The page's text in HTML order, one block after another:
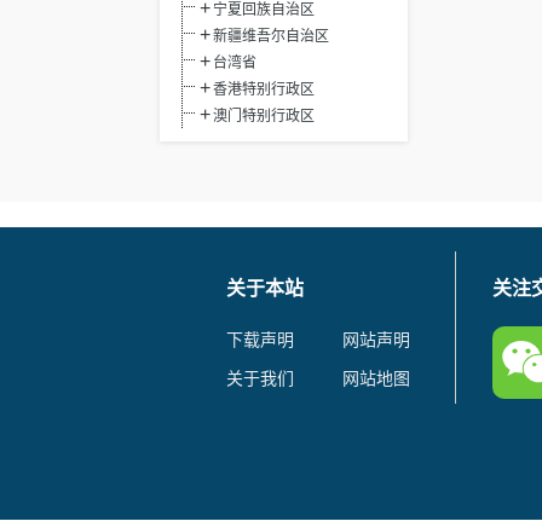
宁夏回族自治区
新疆维吾尔自治区
台湾省
香港特别行政区
澳门特别行政区
关于本站
下载声明
网站声明
关于我们
网站地图
关注